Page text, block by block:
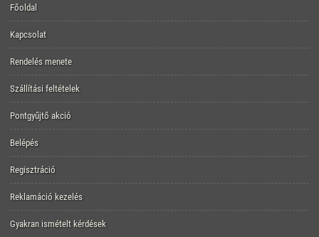
Főoldal
Kapcsolat
Rendelés menete
Szállítási feltételek
Pontgyűjtő akció
Belépés
Regisztráció
Reklamáció kezelés
Gyakran ismételt kérdések